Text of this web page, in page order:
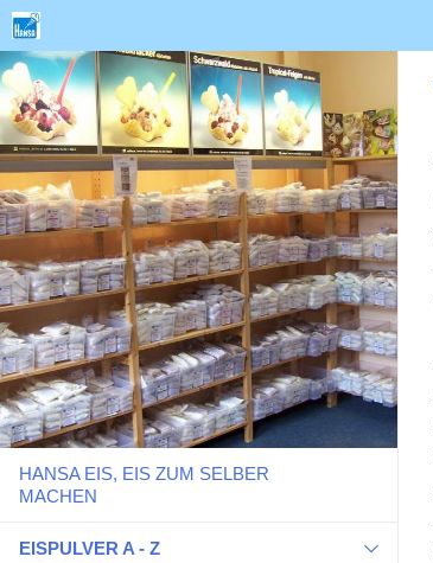
HANSA EIS, EIS ZUM SELBER
MACHEN
EISPULVER A - Z